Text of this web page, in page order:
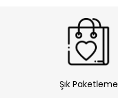
Şık Paketleme